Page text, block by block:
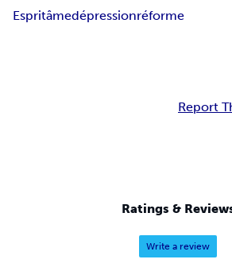
Espritâmedépressionréforme
Report
Ratings &
Write a review